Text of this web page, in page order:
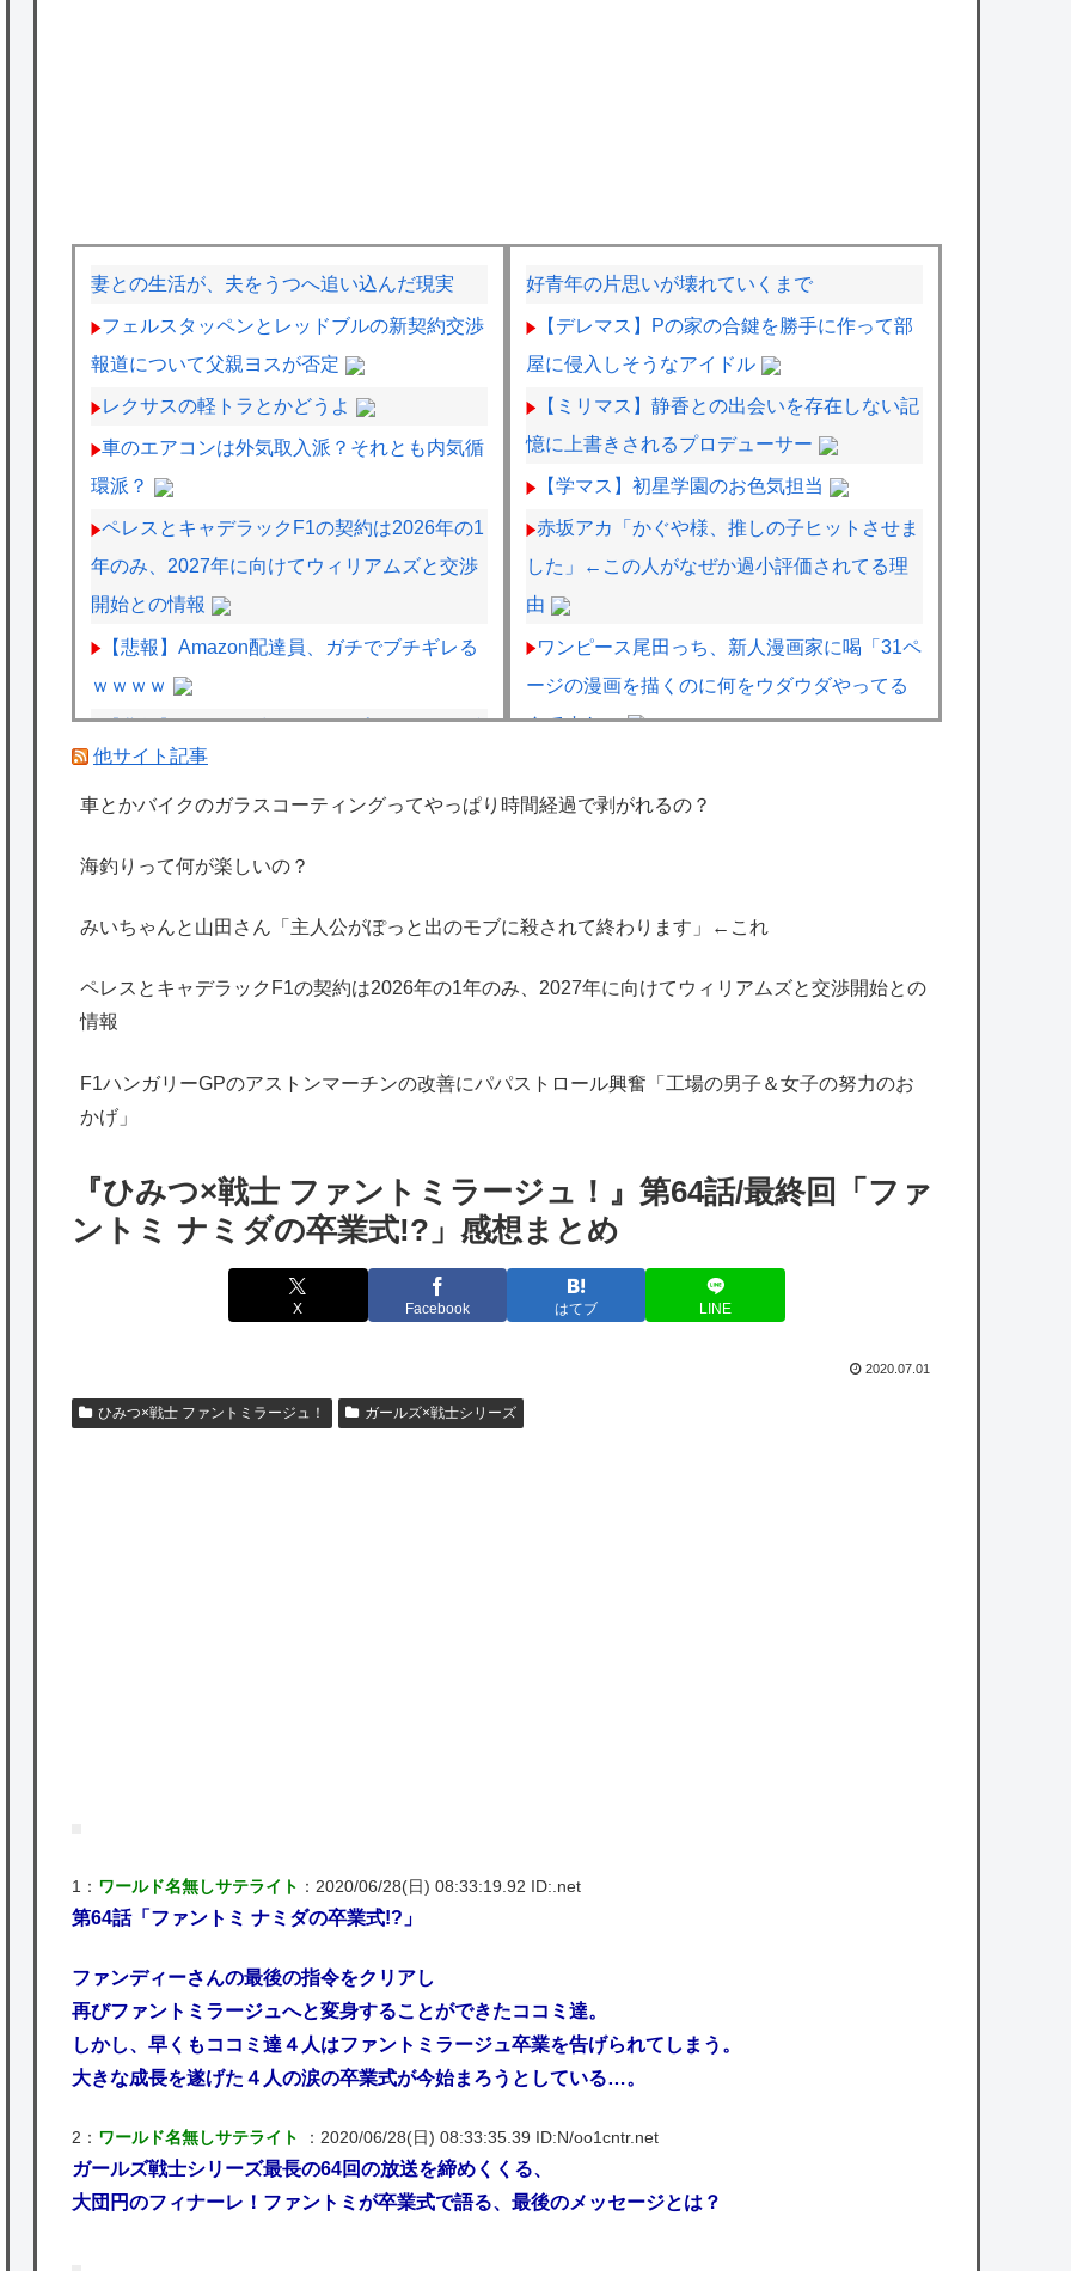
妻との生活が、夫をうつへ追い込んだ現実
フェルスタッペンとレッドブルの新契約交渉
報道について父親ヨスが否定
レクサスの軽トラとかどうよ
車のエアコンは外気取入派？それとも内気循
環派？
ペレスとキャデラックF1の契約は2026年の1
年のみ、2027年に向けてウィリアムズと交渉
開始との情報
【悲報】Amazon配達員、ガチでブチギレる
ｗｗｗｗ
【悲報】女さん、少年ジャンプのグッズ43億
円分を注文・キャンセルして逮捕されるｗｗ
ｗｗ
海外「日本は特別！」日本の地震支援を申し
韓国人「実は日本経済を支えて生かしている
のは韓国人である理由がこちら…」→「日本
応
海外「日本よ、お前がナンバーワンだ」 熊
本地震直後の日本の対応のスピードに世界が
れたキャラの掛け合いだからなぁ（約100人）
好青年の片思いが壊れていくまで
【デレマス】Pの家の合鍵を勝手に作って部
屋に侵入しそうなアイドル
【ミリマス】静香との出会いを存在しない記
憶に上書きされるプロデューサー
【学マス】初星学園のお色気担当
赤坂アカ「かぐや様、推しの子ヒットさせま
した」←この人がなぜか過小評価されてる理
由
ワンピース尾田っち、新人漫画家に喝「31ペ
ージの漫画を描くのに何をウダウダやってる
んですか」
尻のイラスト投稿にネット衝撃「この質感の
出魔「身に覚えがありません」と容疑を否
モンハンワイルズさん、スイッチ2版は
【ホロライブ】※杉田さんはねっ子神です
いと厳しいよな？
【艦これ】授業中に居眠りふぶき 他
【艦これ】ヴァトールはなんて呼べばいいん
だろうね
桜木花道がモテないわけないだろwwwwww
他サイト記事
車とかバイクのガラスコーティングってやっぱり時間経過で剥がれるの？
海釣りって何が楽しいの？
みいちゃんと山田さん「主人公がぽっと出のモブに殺されて終わります」←これ
ペレスとキャデラックF1の契約は2026年の1年のみ、2027年に向けてウィリアムズと交渉開始との
情報
F1ハンガリーGPのアストンマーチンの改善にパパストロール興奮「工場の男子＆女子の努力のお
かげ」
『ひみつ×戦士 ファントミラージュ！』第64話/最終回「ファ
ントミ ナミダの卒業式!?」感想まとめ
X Facebook はてブ LINE
2020.07.01
ひみつ×戦士 ファントミラージュ！ ガールズ×戦士シリーズ
1： ワールド名無しサテライト ：2020/06/28(日) 08:33:19.92 ID:.net
第64話「ファントミ ナミダの卒業式!?」
ファンディーさんの最後の指令をクリアし
再びファントミラージュへと変身することができたココミ達。
しかし、早くもココミ達４人はファントミラージュ卒業を告げられてしまう。
大きな成長を遂げた４人の涙の卒業式が今始まろうとしている…。
2： ワールド名無しサテライト ：2020/06/28(日) 08:33:35.39 ID:N/oo1cntr.net
ガールズ戦士シリーズ最長の64回の放送を締めくくる、
大団円のフィナーレ！ファントミが卒業式で語る、最後のメッセージとは？